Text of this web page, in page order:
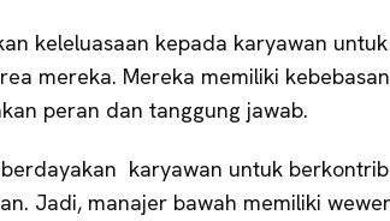
keleluasaan kepada karyawan untuk
mereka. Mereka memiliki
peran dan tanggung jawab.
karyawan untuk
Jadi, manajer bawah memiliki